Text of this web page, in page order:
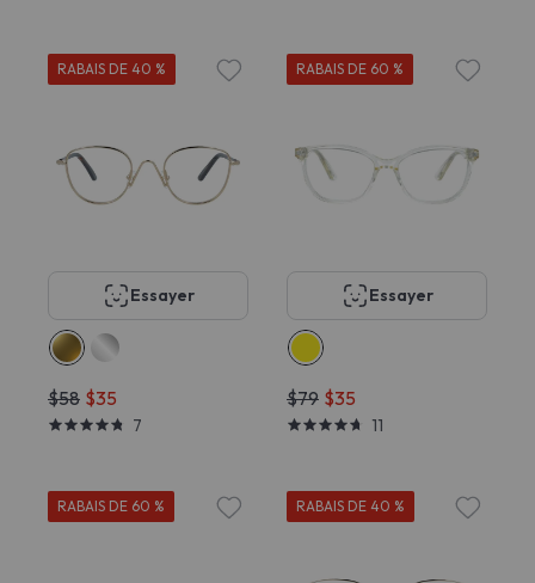
RABAIS DE 40 %
Essayer
$58 $35
7
RABAIS DE 60 %
Essayer
$79 $35
11
RABAIS DE 60 % RABAIS DE 40 %